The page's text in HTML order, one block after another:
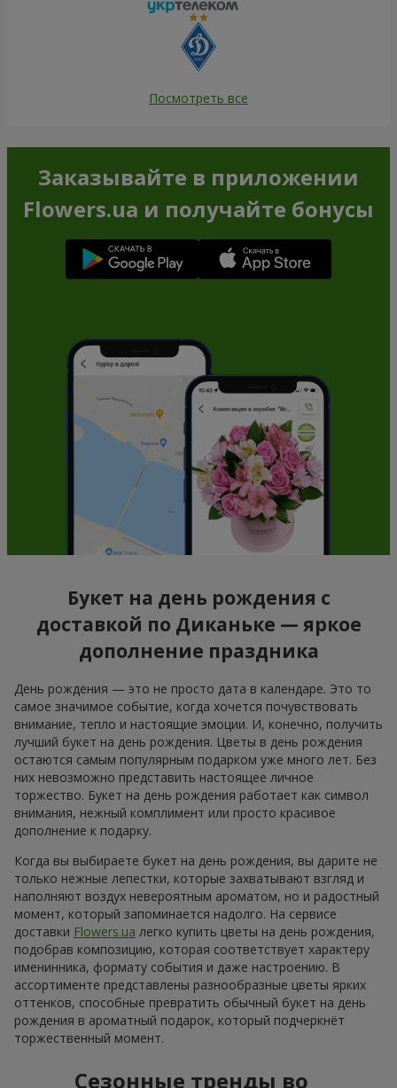
Роза белая (поштучно)
Роза желтая (поштучно)
Заказать
Роза розовая (поштучно)
Заказать
Удиви любимую!
8 713 грн
Заказать
11 красных роз
1 293 грн
Заказать
Корзина альстромерий
"Акварель"
3 175 грн
5 красных роз
1 128 грн